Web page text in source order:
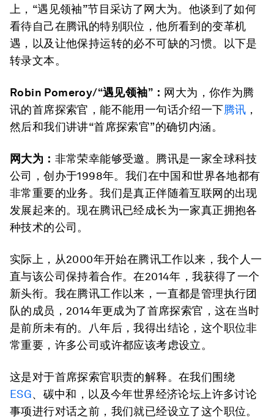
上，“遇见领袖”节目采访了网大为。他谈到了如何
看待自己在腾讯的特别职位，他所看到的变革机
遇，以及让他保持运转的必不可缺的习惯。以下是
转录文本。
Robin Pomeroy/“遇见领袖”： 网大为，你作为腾
讯的首席探索官，能不能用一句话介绍一下腾讯 ，
然后和我们讲讲“首席探索官”的确切内涵。
网大为： 非常荣幸能够受邀。腾讯是一家全球科技
公司，创办于1998年。我们在中国和世界各地都有
非常重要的业务。我们是真正伴随着互联网的出现
发展起来的。现在腾讯已经成长为一家真正拥抱各
种技术的公司。
实际上，从2000年开始在腾讯工作以来，我个人一
直与该公司保持着合作。在2014年，我获得了一个
新头衔。我在腾讯工作以来，一直都是管理执行团
队的成员，2014年更成为了首席探索官，这在当时
是前所未有的。八年后，我得出结论，这个职位非
常重要，许多公司或许都应该考虑设立。
这是对于首席探索官职责的解释。在我们围绕
ESG、碳中和，以及今年世界经济论坛上许多讨论
事项进行对话之前，我们就已经设立了这个职位。